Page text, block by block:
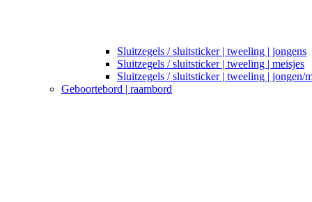
Sluitzegels / sluitsticker | tweeling | jongens
Sluitzegels / sluitsticker | tweeling | meisjes
Sluitzegels / sluitsticker | tweeling | jongen/
Geboortebord | raambord